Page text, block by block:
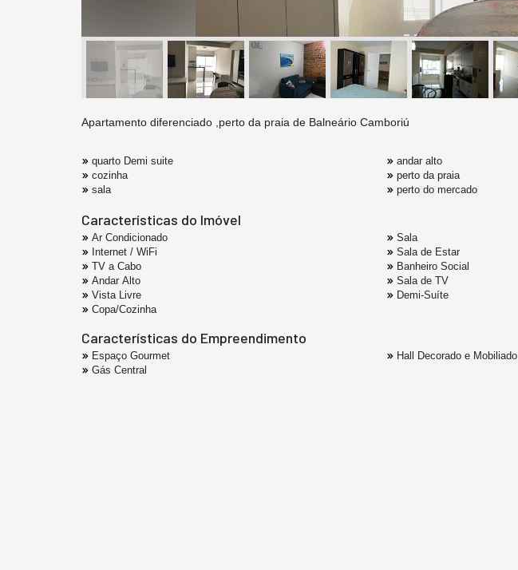
Apartamento diferenciado ,perto da praia de Balneário Camboriú
quarto Demi suite
cozinha
sala
andar alto
perto da praia
perto do mercado
Características do Imóvel
Ar Condicionado
Internet / WiFi
TV a Cabo
Andar Alto
Vista Livre
Copa/Cozinha
Sala
Sala de Estar
Banheiro Social
Sala de TV
Demi-Suíte
Características do Empreendimento
Espaço Gourmet
Gás Central
Hall Decorado e Mobiliado